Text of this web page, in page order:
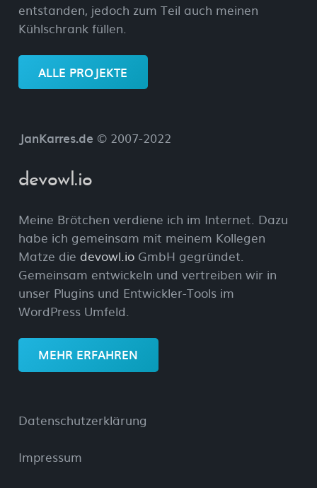
entstanden, jedoch zum Teil auch meinen
Kühlschrank füllen.
ALLE PROJEKTE
JanKarres.de © 2007-2022
devowl.io
Meine Brötchen verdiene ich im Internet. Dazu
habe ich gemeinsam mit meinem Kollegen
Matze die devowl.ioGmbH gegründet.
Gemeinsam entwickeln und vertreiben wir in
unser Plugins und Entwickler-Tools im
WordPress Umfeld.
MEHR ERFAHREN
Datenschutzerklärung
Impressum